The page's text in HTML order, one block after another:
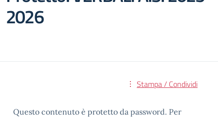
2026
Stampa / Condividi
Questo contenuto è protetto da password. Per